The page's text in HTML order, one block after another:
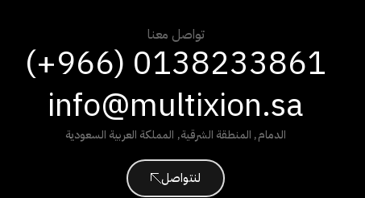
تواصل معنا
(+966) 0138233861
info@multixion.sa
الدمام, المنطقة الشرقية, المملكة العربية السعودية
لنتواصل